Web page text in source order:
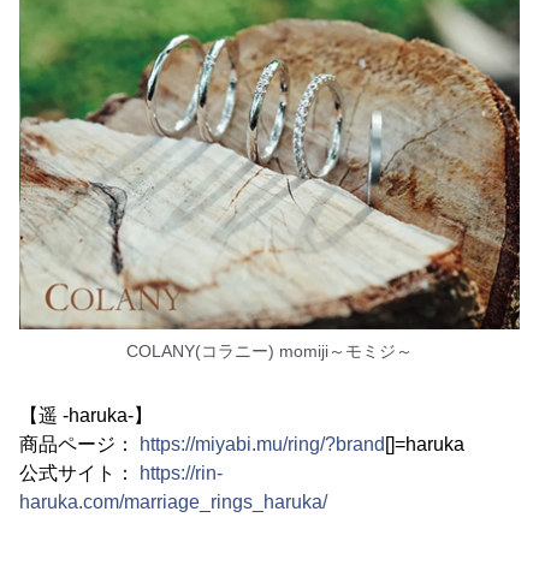
COLANY(コラニー) momiji～モミジ～
【遥 -haruka-】
商品ページ：
https://miyabi.mu/ring/?brand []=haruka
公式サイト：
https://rin-
haruka.com/marriage_rings_haruka/